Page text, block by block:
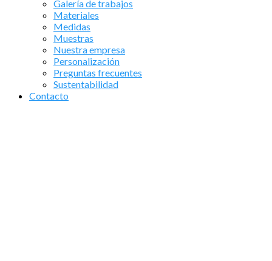
Galería de trabajos
Materiales
Medidas
Muestras
Nuestra empresa
Personalización
Preguntas frecuentes
Sustentabilidad
Contacto